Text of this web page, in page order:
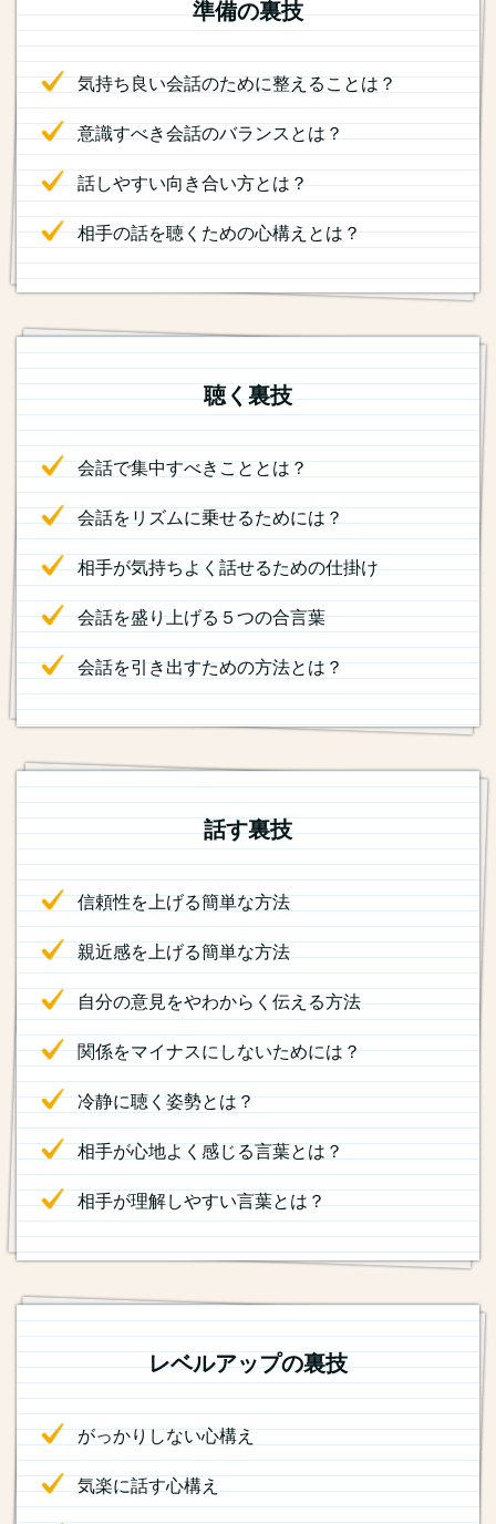
準備の裏技
気持ち良い会話のために整えることは？
意識すべき会話のバランスとは？
話しやすい向き合い方とは？
相手の話を聴くための心構えとは？
聴く裏技
会話で集中すべきこととは？
会話をリズムに乗せるためには？
相手が気持ちよく話せるための仕掛け
会話を盛り上げる５つの合言葉
会話を引き出すための方法とは？
話す裏技
信頼性を上げる簡単な方法
親近感を上げる簡単な方法
自分の意見をやわからく伝える方法
関係をマイナスにしないためには？
冷静に聴く姿勢とは？
相手が心地よく感じる言葉とは？
相手が理解しやすい言葉とは？
レベルアップの裏技
がっかりしない心構え
気楽に話す心構え